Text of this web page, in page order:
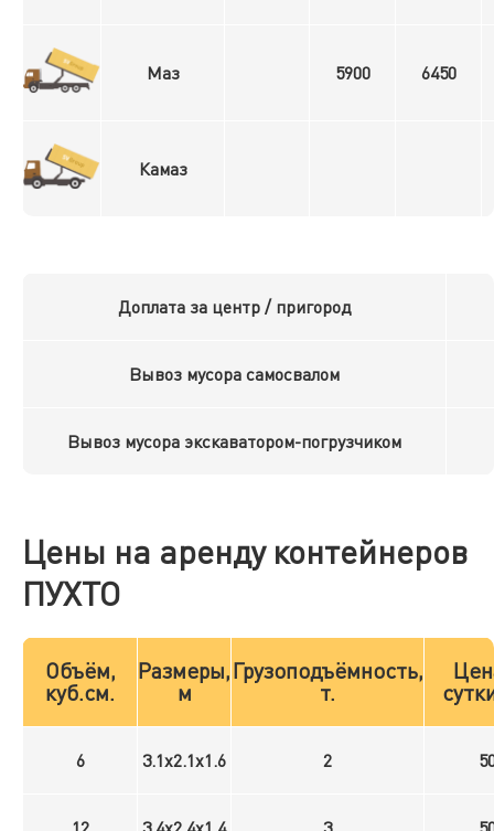
Маз 5900 6450
Камаз
Доплата за центр / пригород
Вывоз мусора самосвалом
Вывоз мусора экскаватором-погрузчиком
Цены на аренду контейнеров
ПУХТО
Объём,
куб.см.
Размеры,
м
Грузоподъёмность,
т.
6 3.1x2.1x1.6 2